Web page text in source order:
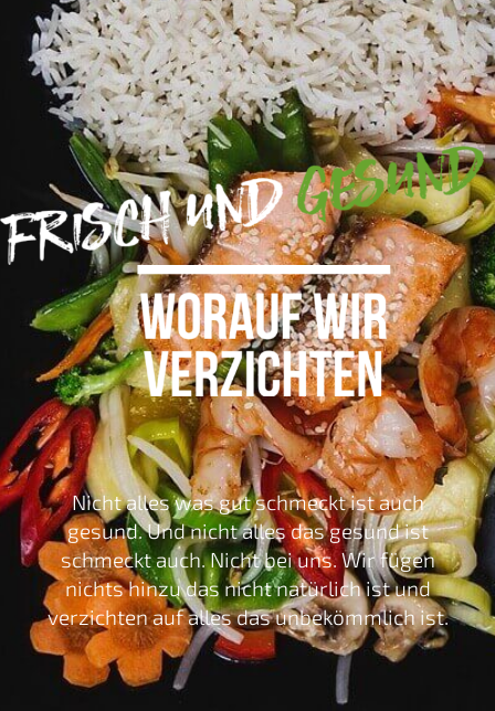
Nicht alles was gut schmeckt ist auch
gesund. Und nicht alles das gesund ist
schmeckt auch. Nicht bei uns. Wir fügen
nichts hinzu das nicht natürlich ist und
verzichten auf alles das unbekömmlich ist.